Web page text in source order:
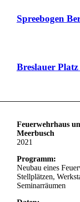
Spreebogen
Breslauer
Feuerwehrhaus
Meerbusch
2021
Programm:
Neubau eines
Stellplätzen,
Seminarräumen